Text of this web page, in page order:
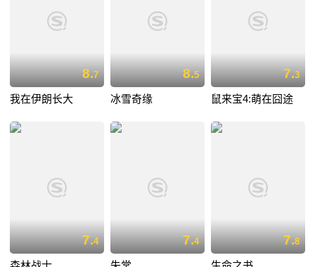
8.7
我在伊朗长大
8.5
冰雪奇缘
7.3
鼠来宝4:萌在囧途
7.4 7.4 7.8